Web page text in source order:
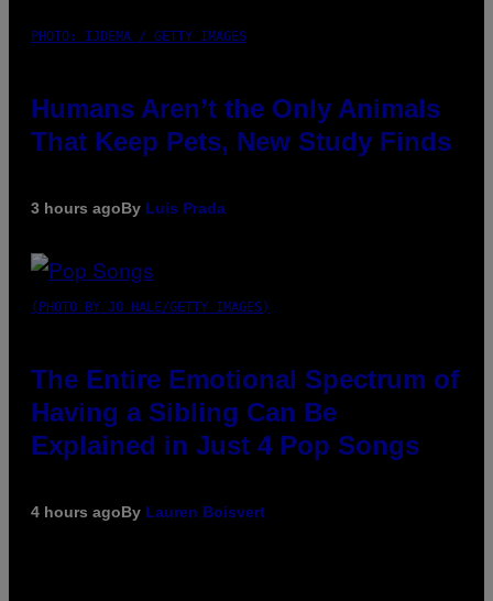
PHOTO: IJDEMA / GETTY IMAGES
Humans Aren’t the Only Animals
That Keep Pets, New Study Finds
3 hours agoBy Luis Prada
(PHOTO BY JO HALE/GETTY IMAGES)
The Entire Emotional Spectrum of
Having a Sibling Can Be
Explained in Just 4 Pop Songs
4 hours agoBy Lauren Boisvert